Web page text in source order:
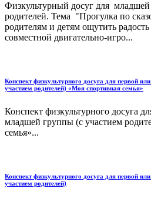
Физкультурный досуг для
родителей. Тема "Прогулка по
родителям и детям ощутить
совместной двигательно-игро...
Конспект физкультурного досуга для первой
участием родителей) «Моя спортивная семья»
Конспект физкультурного досуга
младшей группы (с участием
семья»...
Конспект физкультурного досуга для первой
участием родителей)